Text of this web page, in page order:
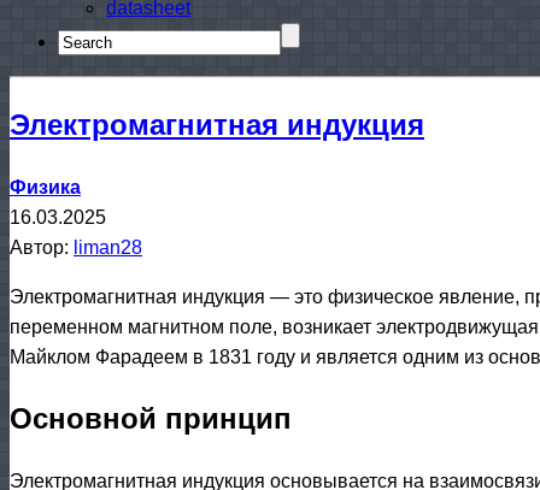
datasheet
Search
Электромагнитная индукция
Физика
16.03.2025
Автор: liman28
Электромагнитная индукция — это физическое явление,
переменном магнитном поле, возникает
Майклом Фарадеем в 1831 году и является одним из
Основной принцип
Электромагнитная индукция основывается на